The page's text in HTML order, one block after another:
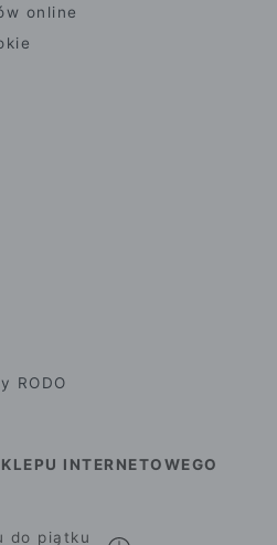
online
RODO
INTERNETOWEGO
do piątku